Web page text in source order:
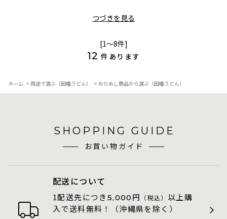
つづきを見る
[1～8件]
12 件あります
ホーム > 用途で選ぶ（因幡うどん） > おためし商品から選ぶ（因幡うどん）
SHOPPING GUIDE
お買い物ガイド
配送について
1配送先につき 5,000 円 （税込） 以上購
入で送料無料！（沖縄県を除く）